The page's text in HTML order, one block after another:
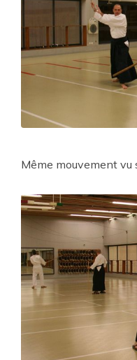
Même mouvement vu